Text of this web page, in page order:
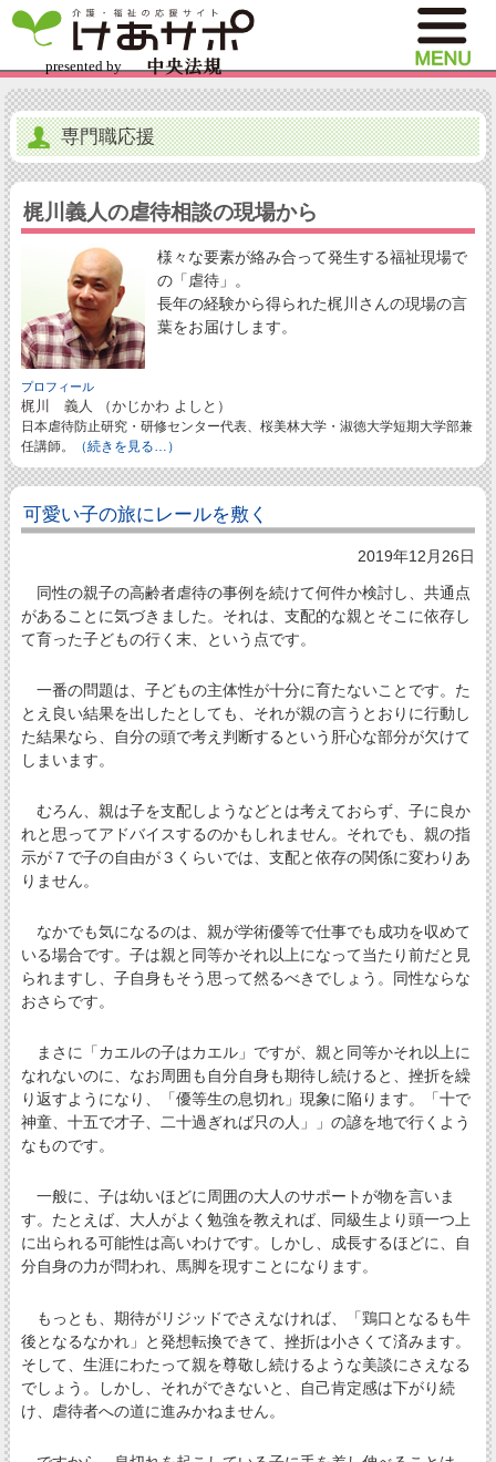
専門職応援
梶川義人の虐待相談の現場から
様々な要素が絡み合って発生する福祉現場で
の「虐待」。
長年の経験から得られた梶川さんの現場の言
葉をお届けします。
プロフィール
梶川 義人 （かじかわ よしと）
日本虐待防止研究・研修センター代表、桜美林大学・淑徳大学短期大学部兼
任講師。
（続きを見る…）
可愛い子の旅にレールを敷く
2019年12月26日
同性の親子の高齢者虐待の事例を続けて何件か検討し、共通点
があることに気づきました。それは、支配的な親とそこに依存し
て育った子どもの行く末、という点です。
一番の問題は、子どもの主体性が十分に育たないことです。た
とえ良い結果を出したとしても、それが親の言うとおりに行動し
た結果なら、自分の頭で考え判断するという肝心な部分が欠けて
しまいます。
むろん、親は子を支配しようなどとは考えておらず、子に良か
れと思ってアドバイスするのかもしれません。それでも、親の指
示が７で子の自由が３くらいでは、支配と依存の関係に変わりあ
りません。
なかでも気になるのは、親が学術優等で仕事でも成功を収めて
いる場合です。子は親と同等かそれ以上になって当たり前だと見
られますし、子自身もそう思って然るべきでしょう。同性ならな
おさらです。
まさに「カエルの子はカエル」ですが、親と同等かそれ以上に
なれないのに、なお周囲も自分自身も期待し続けると、挫折を繰
り返すようになり、「優等生の息切れ」現象に陥ります。「十で
神童、十五で才子、二十過ぎれば只の人」」の諺を地で行くよう
なものです。
一般に、子は幼いほどに周囲の大人のサポートが物を言いま
す。たとえば、大人がよく勉強を教えれば、同級生より頭一つ上
に出られる可能性は高いわけです。しかし、成長するほどに、自
分自身の力が問われ、馬脚を現すことになります。
もっとも、期待がリジッドでさえなければ、「鶏口となるも牛
後となるなかれ」と発想転換できて、挫折は小さくて済みます。
そして、生涯にわたって親を尊敬し続けるような美談にさえなる
でしょう。しかし、それができないと、自己肯定感は下がり続
け、虐待者への道に進みかねません。